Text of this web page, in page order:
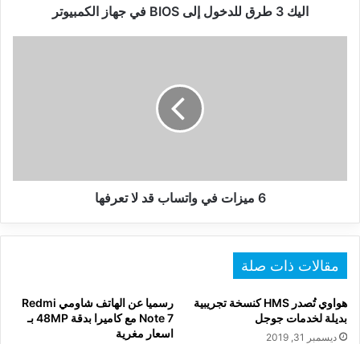
اليك 3 طرق للدخول إلى BIOS في جهاز الكمبيوتر
6 ميزات في واتساب قد لا تعرفها
مقالات ذات صلة
هواوي تُصدر HMS كنسخة تجريبية
بديلة لخدمات جوجل
ديسمبر 31, 2019
رسميا عن الهاتف شاومي Redmi
Note 7 مع كاميرا بدقة 48MP بـ
اسعار مغرية